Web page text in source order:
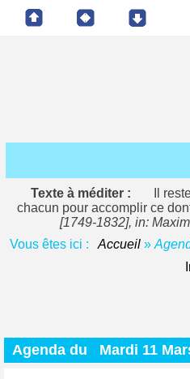
Texte à méditer :
Il
chacun pour accomplir ce
[1749-1832], in:
Vous êtes ici :
Accueil »
Agenda du Mardi 11